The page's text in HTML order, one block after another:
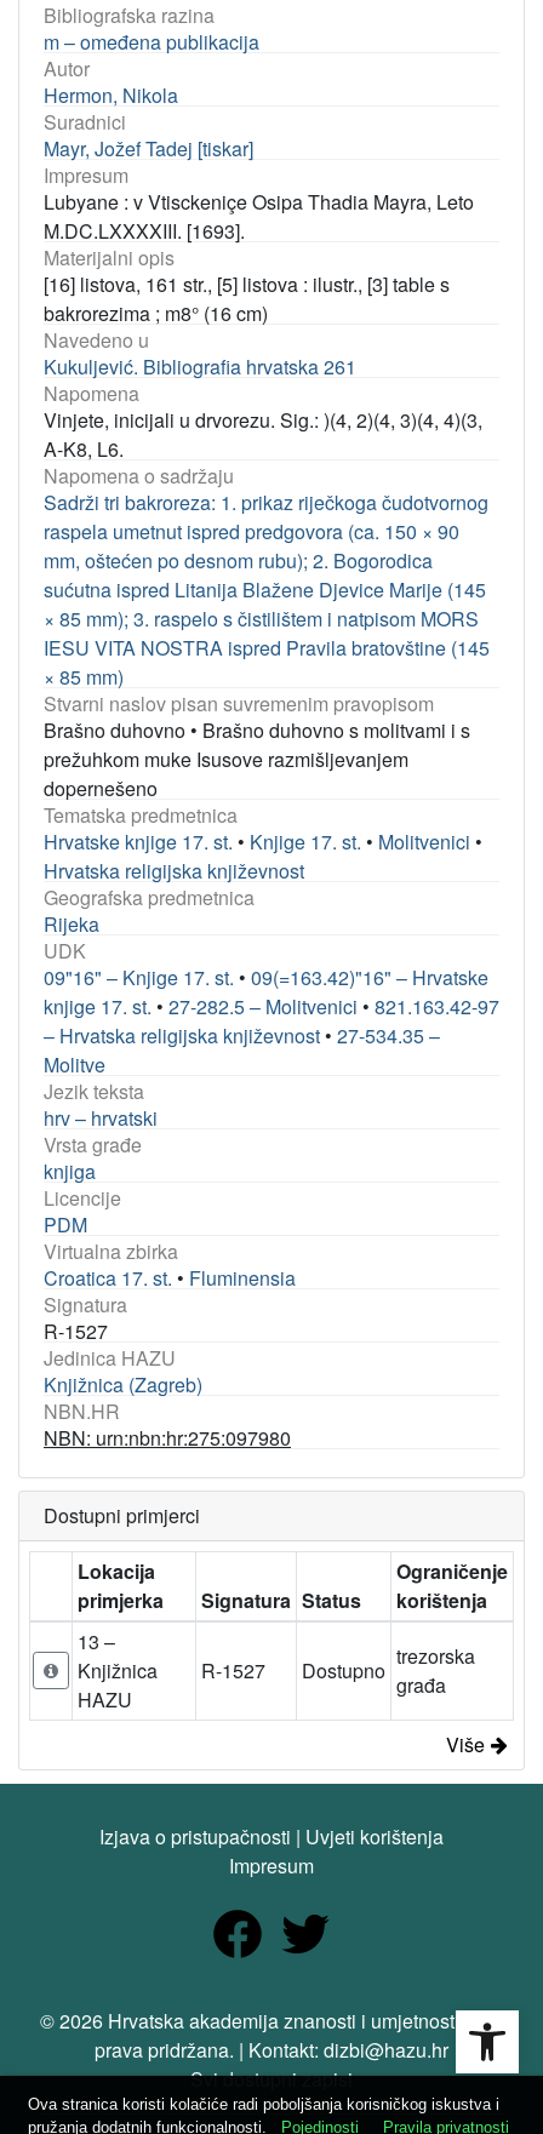
Bibliografska razina
m – omeđena publikacija
Autor
Hermon, Nikola
Suradnici
Mayr, Jožef Tadej [tiskar]
Impresum
Lubyane : v Vtisckeniçe Osipa Thadia Mayra, Leto
M.DC.LXXXXIII. [1693].
Materijalni opis
[16] listova, 161 str., [5] listova : ilustr., [3] table s
bakrorezima ; m8° (16 cm)
Navedeno u
Kukuljević. Bibliografia hrvatska 261
Napomena
Vinjete, inicijali u drvorezu. Sig.: )(4, 2)(4, 3)(4, 4)(3,
A-K8, L6.
Napomena o sadržaju
Sadrži tri bakroreza: 1. prikaz riječkoga čudotvornog
raspela umetnut ispred predgovora (ca. 150 × 90
mm, oštećen po desnom rubu); 2. Bogorodica
sućutna ispred Litanija Blažene Djevice Marije (145
× 85 mm); 3. raspelo s čistilištem i natpisom MORS
IESU VITA NOSTRA ispred Pravila bratovštine (145
× 85 mm)
Stvarni naslov pisan suvremenim pravopisom
Brašno duhovno • Brašno duhovno s molitvami i s
prežuhkom muke Isusove razmišljevanjem
dopernešeno
Tematska predmetnica
Hrvatske knjige 17. st. • Knjige 17. st. • Molitvenici •
Hrvatska religijska književnost
Geografska predmetnica
Rijeka
UDK
09"16" – Knjige 17. st. • 09(=163.42)"16" – Hrvatske
knjige 17. st. • 27-282.5 – Molitvenici • 821.163.42-97
– Hrvatska religijska književnost • 27-534.35 –
Molitve
Jezik teksta
hrv – hrvatski
Vrsta građe
knjiga
Licencije
PDM
Virtualna zbirka
Croatica 17. st. • Fluminensia
Signatura
R-1527
Jedinica HAZU
Knjižnica (Zagreb)
NBN.HR
NBN: urn:nbn:hr:275:097980
Dostupni primjerci
Lokacija
primjerka
Signatura Status
Ograničenje
korištenja
13 –
Knjižnica
HAZU
R-1527 Dostupno
trezorska
građa
Više
Izjava o pristupačnosti | Uvjeti korištenja
Impresum
© 2026 Hrvatska akademija znanosti i umjetnosti. Sva
prava pridržana. | Kontakt: dizbi@hazu.hr
Svi dostupni zapisi
Ova stranica koristi kolačiće radi poboljšanja korisničkog iskustva i
pružanja dodatnih funkcionalnosti.
Pojedinosti Pravila privatnosti